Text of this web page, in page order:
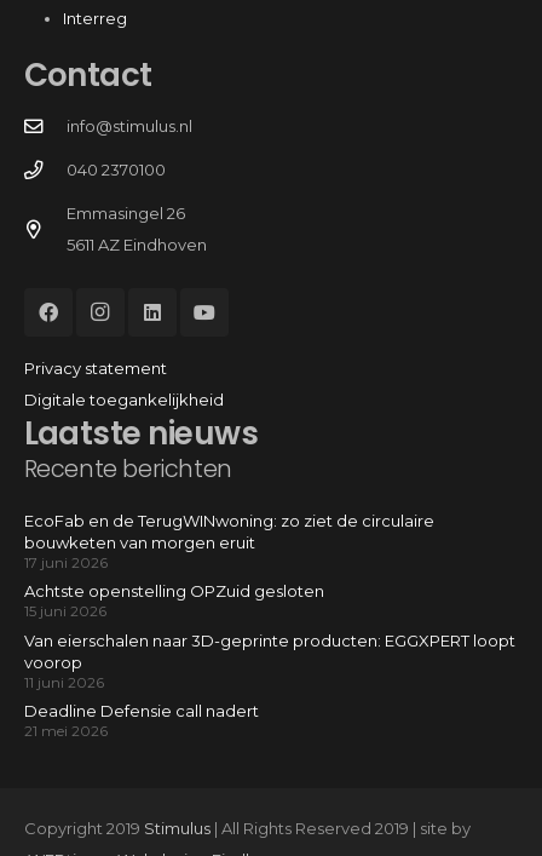
Interreg
Laatste nieuws
Recente berichten
EcoFab en de TerugWINwoning: zo ziet de circulaire
bouwketen van morgen eruit
17 juni 2026
Achtste openstelling OPZuid gesloten
15 juni 2026
Van eierschalen naar 3D-geprinte producten: EGGXPERT loopt
voorop
11 juni 2026
Deadline Defensie call nadert
21 mei 2026
Contact
info@stimulus.nl
040 2370100
Emmasingel 26
5611 AZ Eindhoven
Privacy statement
Digitale toegankelijkheid
Copyright 2019 Stimulus| All Rights Reserved 2019 | site by